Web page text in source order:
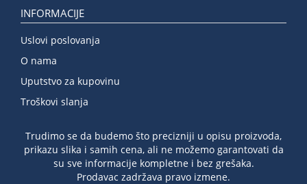
INFORMACIJE
Uslovi poslovanja
O nama
Uputstvo za kupovinu
Troškovi slanja
Trudimo se da budemo što precizniji u opisu proizvoda,
prikazu slika i samih cena, ali ne možemo garantovati da
su sve informacije kompletne i bez grešaka.
Prodavac zadržava pravo izmene.